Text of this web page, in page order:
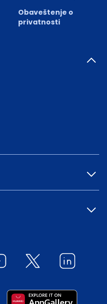
Obaveštenje o
privatnosti